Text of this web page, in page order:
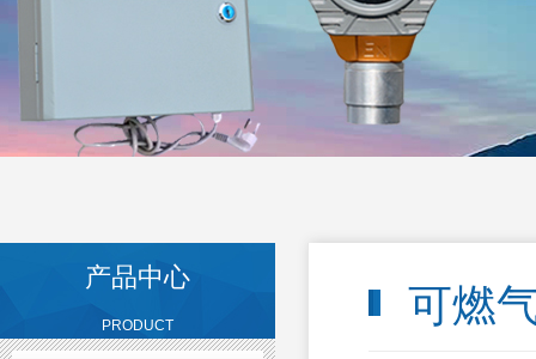
产品中心
PRODUCT 可燃